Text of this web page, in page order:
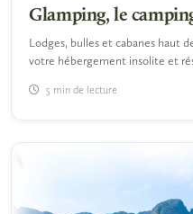
Glamping, le
Lodges, bulles et cabanes haut
votre hébergement insolite et
5 min de lecture